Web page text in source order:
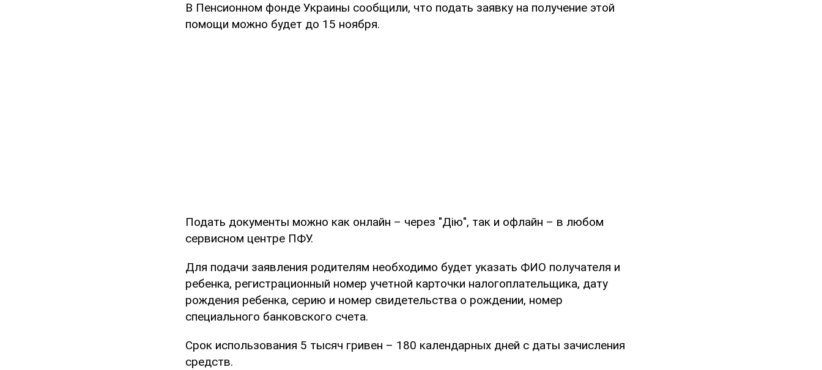
В Пенсионном фонде Украины сообщили, что подать заявку на получение этой
помощи можно будет до 15 ноября.
Подать документы можно как онлайн – через "Дію", так и офлайн – в любом
сервисном центре ПФУ.
Для подачи заявления родителям необходимо будет указать ФИО получателя и
ребенка, регистрационный номер учетной карточки налогоплательщика, дату
рождения ребенка, серию и номер свидетельства о рождении, номер
специального банковского счета.
Срок использования 5 тысяч гривен – 180 календарных дней с даты зачисления
средств.